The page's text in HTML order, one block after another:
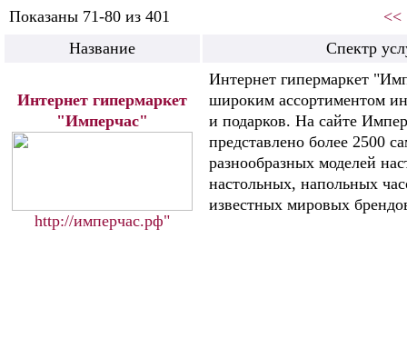
Показаны 71-80 из 401
<<
Название
Спектр
Интернет гипермаркет
"Имперчас"
http://имперчас.рф"
Интернет гипермаркет
широким ассортиментом
и подарков. На сайте
представлено более 2500
разнообразных моделей
настольных, напольных
известных мировых